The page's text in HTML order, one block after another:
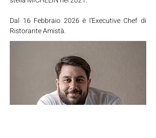
Dal 16 Febbraio 2026 è l'Executive Chef di
Ristorante Amistà.